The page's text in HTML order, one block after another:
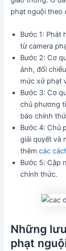
phạt nguội theo
Bước 1: Phát
từ camera
Bước 2: Cơ
ảnh, đối
mức xử phạt
Bước 3: Cơ
chủ phương
báo chính
Bước 4: Chủ
giải quyết và
thêmcác
Bước 5: Cập
chính thức.
Những
phạt